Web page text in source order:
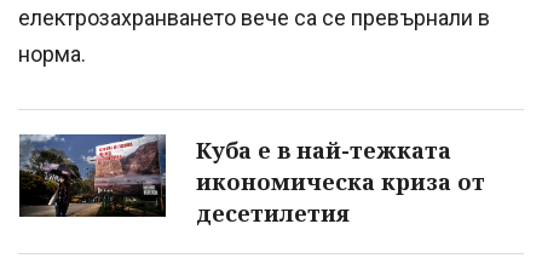
електрозахранването вече са се превърнали в
норма.
Куба е в най-тежката
икономическа криза от
десетилетия